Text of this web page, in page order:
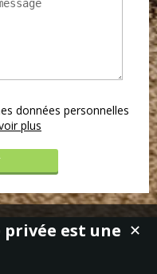
données personnelles
plus
✕
est une